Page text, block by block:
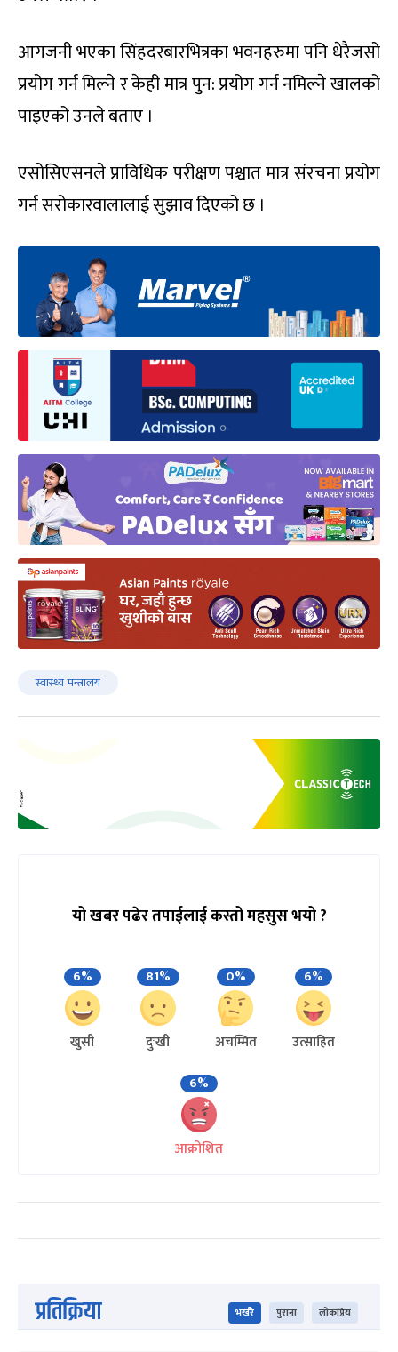
आगजनी भएका सिंहदरबारभित्रका भवनहरुमा पनि धेरैजसो
प्रयोग गर्न मिल्ने र केही मात्र पुन: प्रयोग गर्न नमिल्ने खालको
पाइएको उनले बताए ।
एसोसिएसनले प्राविधिक परीक्षण पश्चात मात्र संरचना प्रयोग
गर्न सरोकारवालालाई सुझाव दिएको छ ।
स्वास्थ्य मन्त्रालय
यो खबर पढेर तपाईलाई कस्तो महसुस भयो ?
6%
खुसी
81%
दुःखी
0%
अचम्मित
6%
उत्साहित
6%
आक्रोशित
प्रतिक्रिया भर्खरै पुराना लोकप्रिय